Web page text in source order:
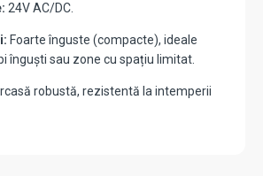
24V AC/DC.
Foarte înguste (compacte), ideale
înguști sau zone cu spațiu limitat.
robustă, rezistentă la intemperii